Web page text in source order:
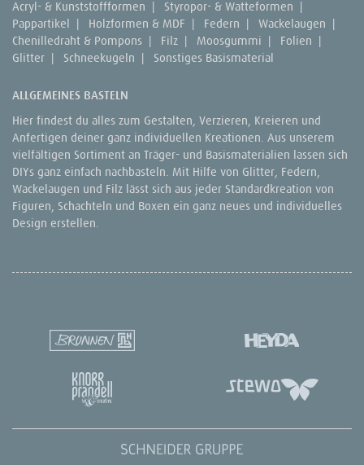
Acryl- & Kunststoffformen | Styropor- & Watteformen |
Pappartikel | Holzformen & MDF | Federn | Wackelaugen |
Chenilledraht & Pompons | Filz | Moosgummi | Folien |
Glitter | Schneekugeln | Sonstiges Basismaterial
ALLGEMEINES BASTELN
Hier findest du alles zum Gestalten, Verzieren, Kreieren und
Anfertigen deiner ganz individuellen Kreationen. Aus unserem
vielfältigen Sortiment an Träger- und Basismaterialien lassen sich
DIYs ganz einfach nachbasteln. Mit Hilfe von Glitter, Federn,
Wackelaugen und Filz lässt sich aus jeder Standardkreation von
Figuren, Schachteln und Boxen ein ganz neues und individuelles
Design erstellen.